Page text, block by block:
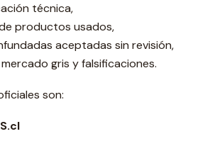
técnica,
productos usados,
aceptadas sin revisión,
gris y falsificaciones.
son: